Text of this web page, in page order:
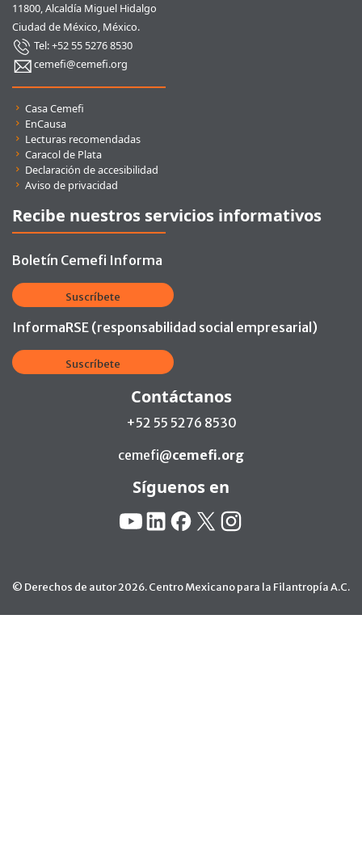
11800, Alcaldía Miguel Hidalgo
Ciudad de México, México.
Tel: +52 55 5276 8530
cemefi@cemefi.org
Casa Cemefi
EnCausa
Lecturas recomendadas
Caracol de Plata
Declaración de accesibilidad
Aviso de privacidad
Recibe nuestros servicios informativos
Boletín Cemefi Informa
Suscríbete
InformaRSE (responsabilidad social empresarial)
Suscríbete
Contáctanos
+52 55 5276 8530
cemefi@cemefi.org
Síguenos en
YouTube
LinkedinFacebook
X Instagram
© Derechos de autor 2026. Centro Mexicano para la Filantropía A.C.